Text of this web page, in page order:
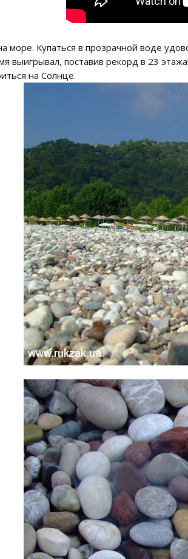
море. Купаться в прозрачной воде
выигрывал, поставив рекорд в 23
на Солнце.